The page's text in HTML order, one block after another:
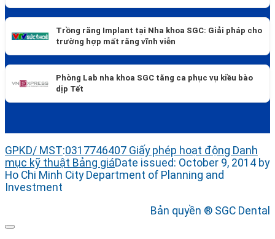
Trồng răng Implant tại Nha khoa SGC: Giải pháp cho
trường hợp mất răng vĩnh viễn
Phòng Lab nha khoa SGC tăng ca phục vụ kiều bào
dịp Tết
GPKD/ MST:0317746407 Giấy phép hoạt động Danh
mục kỹ thuật Bảng giáDate issued: October 9, 2014 by
Ho Chi Minh City Department of Planning and
Investment
Bản quyền ® SGC Dental